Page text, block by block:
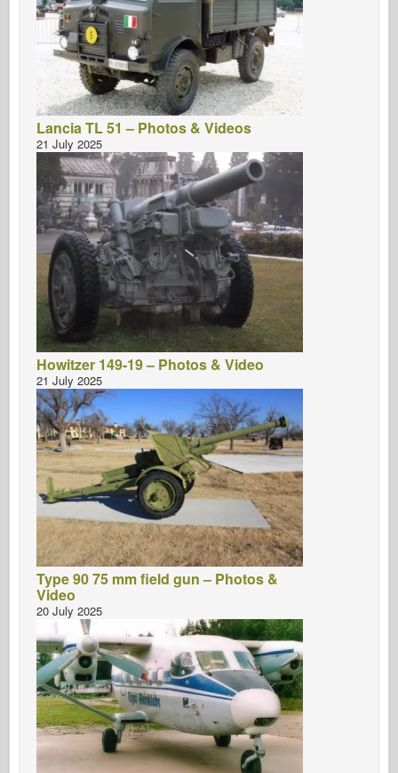
Lancia TL 51 – Photos & Videos
21 July 2025
Howitzer 149-19 – Photos & Video
21 July 2025
Type 90 75 mm field gun – Photos &
Video
20 July 2025